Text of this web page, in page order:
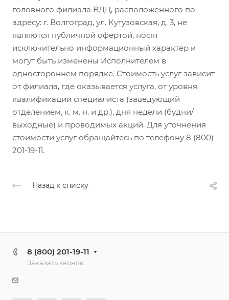
головного филиала ВДЦ, расположенного по
адресу: г. Волгоград, ул. Кутузовская, д. 3, не
являются публичной офертой, носят
исключительно информационный характер и
могут быть изменены Исполнителем в
одностороннем порядке. Стоимость услуг зависит
от филиала, где оказывается услуга, от уровня
квалификации специалиста (заведующий
отделением, к. м. н. и др.), дня недели (будни/
выходные) и проводимых акций. Для уточнения
стоимости услуг обращайтесь по телефону 8 (800)
201-19-11.
Назад к списку
8 (800) 201-19-11
Заказать звонок